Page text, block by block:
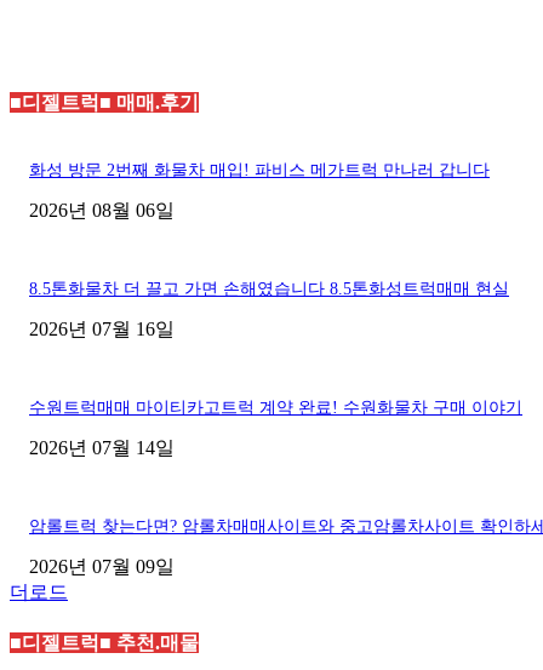
■디젤트럭■ 매매.후기
화성 방문 2번째 화물차 매입! 파비스 메가트럭 만나러 갑니다
2026년 08월 06일
8.5톤화물차 더 끌고 가면 손해였습니다 8.5톤화성트럭매매 현실
2026년 07월 16일
수원트럭매매 마이티카고트럭 계약 완료! 수원화물차 구매 이야기
2026년 07월 14일
암롤트럭 찾는다면? 암롤차매매사이트와 중고암롤차사이트 확인하
2026년 07월 09일
더로드
■디젤트럭■ 추천.매물